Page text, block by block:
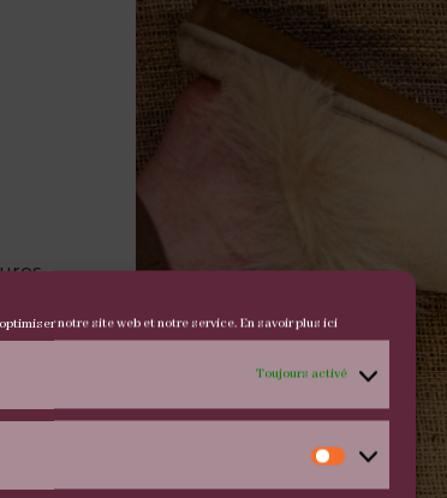
notre site web et notre service. En savoir plus ici
Toujours activé
très
de